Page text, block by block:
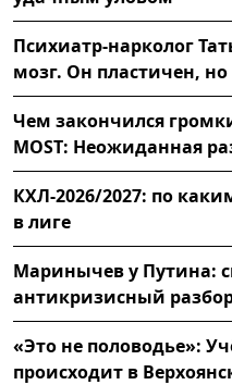
Психиатр-нарколог
мозг. Он пластичен, но
Чем закончился
MOST: Неожиданная
КХЛ-2026/2027: по
в лиге
Маринычев у Путина:
антикризисный
«Это не половодье»:
происходит в